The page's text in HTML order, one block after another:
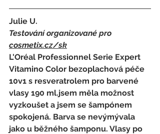
Julie U.
Testování organizované pro
cosmetix.cz/sk
L'Oréal Professionnel Serie Expert
Vitamino Color bezoplachová péče
10v1 s resveratrolem pro barvené
vlasy 190 ml.jsem měla možnost
vyzkoušet a jsem se šampónem
spokojená. Barva se nevýmývala
jako u běžného šamponu. Vlasy po